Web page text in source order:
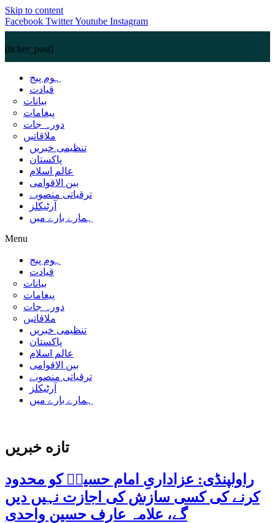
Skip to content
Facebook TwitterYoutube Instagram
[ticker_post]
ہوم پیج
قیادت
بیانات
پیغامات
دورہ جات
ملاقاتیں
تنظیمی خبریں
پاکستان
عالم اسلام
بین الاقوامی
ترقیاتی منصوبے
آرٹیکلز
ہمارے بارے میں
Menu
ہوم پیج
قیادت
بیانات
پیغامات
دورہ جات
ملاقاتیں
تنظیمی خبریں
پاکستان
عالم اسلام
بین الاقوامی
ترقیاتی منصوبے
آرٹیکلز
ہمارے بارے میں
تازه خبریں
راولپنڈی: عزاداریِ امام حسینؑ کو محدود
کرنے کی کسی سازش کی اجازت نہیں دیں
گے، علامہ عارف حسین واحدی